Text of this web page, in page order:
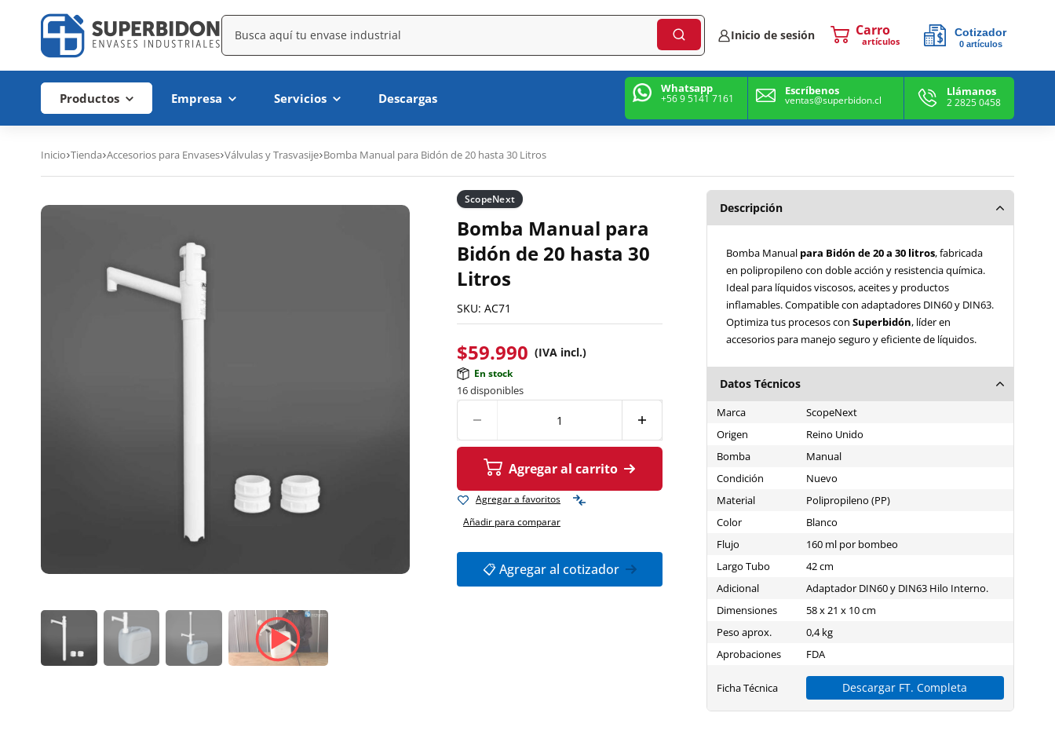
Inicio de sesión artículos
Cotizador
0artículos
Productos Empresa Servicios Descargas
Whatsapp
+56 9 5141 7161
Escríbenos
ventas@superbidon.cl
Llámanos
2 2825 0458
Inicio Tienda Accesorios para Envases Válvulas y Trasvasije Bomba Manual para Bidón de 20 hasta 30 Litros
ScopeNext
Bomba Manual para
Bidón de 20 hasta 30
Litros
SKU: AC71
$59.990 (IVA incl.)
En stock
16 disponibles
Agregar al carrito
Agregar a favoritos
Añadir para comparar
📋 Agregar al cotizador
Descripción
Bomba Manual para Bidón de 20 a 30 litros, fabricada
en polipropileno con doble acción y resistencia química.
Ideal para líquidos viscosos, aceites y productos
inflamables. Compatible con adaptadores DIN60 y DIN63.
Optimiza tus procesos con Superbidón, líder en
accesorios para manejo seguro y eficiente de líquidos.
Datos Técnicos
Marca
ScopeNext
Origen
Reino Unido
Bomba
Manual
Condición
Nuevo
Material
Polipropileno (PP)
Color
Blanco
Flujo
160 ml por bombeo
Largo Tubo
42 cm
Adicional
Adaptador DIN60 y DIN63 Hilo Interno.
Dimensiones
58 x 21 x 10 cm
Peso aprox.
0,4 kg
Aprobaciones
FDA
Ficha Técnica Descargar FT. Completa